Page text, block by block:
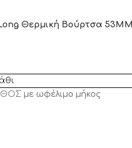
Θερμική Βούρτσα 53MM
με ωφέλιμο μήκος